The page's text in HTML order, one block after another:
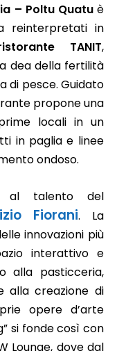
– Poltu Quatuè
reinterpretati in
TANIT,
dea della fertilità
di pesce. Guidato
propone una
locali in un
in paglia e linee
ondoso.
al talento del
Fiorani. La
innovazioni più
interattivo e
alla pasticceria,
alla creazione di
opere d’arte
si fonde così con
Lounge, dove dal